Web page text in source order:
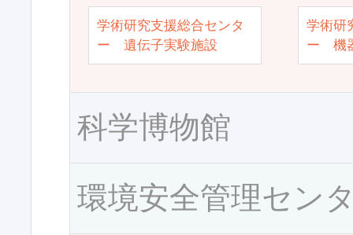
学術研究支援総合センタ
ー 遺伝子実験施設
学術研
ー 機
科学博物館
環境安全管理セン